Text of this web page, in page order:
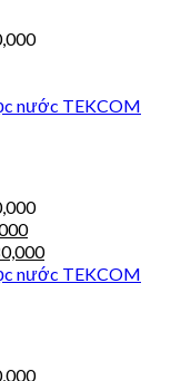
nước TEKCOM
nước TEKCOM